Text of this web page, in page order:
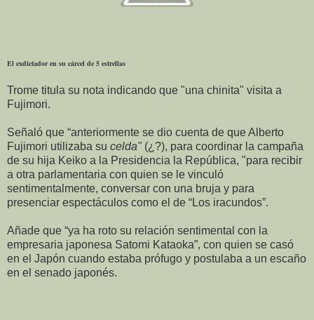
El exdictador en su cárcel de 5 estrellas
Trome titula su nota indicando que "una chinita" visita a
Fujimori.
Señaló que “anteriormente se dio cuenta de que Alberto
Fujimori utilizaba su celda" (¿?), para coordinar la campaña
de su hija Keiko a la Presidencia la República, "para recibir
a otra parlamentaria con quien se le vinculó
sentimentalmente, conversar con una bruja y para
presenciar espectáculos como el de “Los iracundos”.
Añade que “ya ha roto su relación sentimental con la
empresaria japonesa Satomi Kataoka”, con quien se casó
en el Japón cuando estaba prófugo y postulaba a un escaño
en el senado japonés.